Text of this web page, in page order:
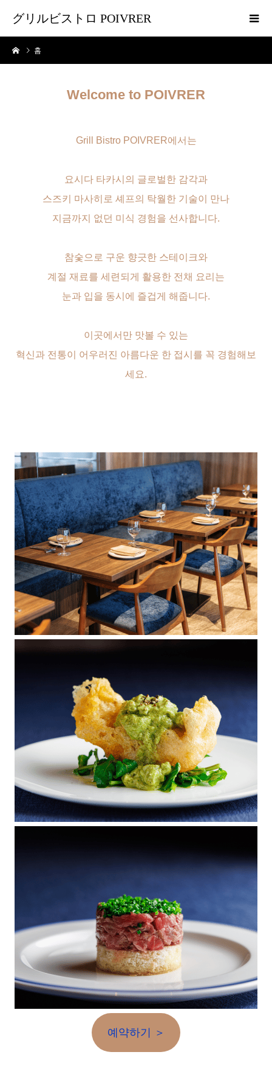
グリルビストロ POIVRER
홈
Welcome to POIVRER
Grill Bistro POIVRER에서는
요시다 타카시의 글로벌한 감각과
스즈키 마사히로 셰프의 탁월한 기술이 만나
지금까지 없던 미식 경험을 선사합니다.
참숯으로 구운 향긋한 스테이크와
계절 재료를 세련되게 활용한 전채 요리는
눈과 입을 동시에 즐겁게 해줍니다.
이곳에서만 맛볼 수 있는
혁신과 전통이 어우러진 아름다운 한 접시를 꼭 경험해보
세요.
예약하기 ＞